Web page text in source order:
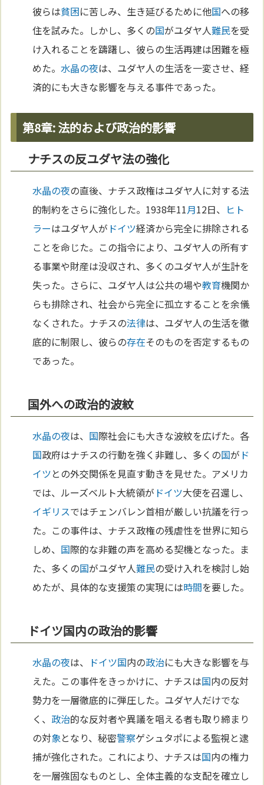
彼らは貧困に苦しみ、生き延びるために他国への移
住を試みた。しかし、多くの国がユダヤ人難民を受
け入れることを躊躇し、彼らの生活再建は困難を極
めた。水晶の夜は、ユダヤ人の生活を一変させ、経
済的にも大きな影響を与える事件であった。
第8章: 法的および政治的影響
ナチスの反ユダヤ法の強化
水晶の夜の直後、ナチス政権はユダヤ人に対する法
的制約をさらに強化した。1938年11月12日、 ヒト
ラーはユダヤ人が ドイツ経済から完全に排除される
ことを命じた。この指令により、ユダヤ人の所有す
る事業や財産は没収され、多くのユダヤ人が生計を
失った。さらに、ユダヤ人は公共の場や教育機関か
らも排除され、社会から完全に孤立することを余儀
なくされた。ナチスの法律は、ユダヤ人の生活を徹
底的に制限し、彼らの存在そのものを否定するもの
であった。
国外への政治的波紋
水晶の夜は、 国際社会にも大きな波紋を広げた。各
国政府はナチスの行動を強く非難し、多くの国が ド
イツとの外交関係を見直す動きを見せた。アメリカ
では、ルーズベルト大統領が ドイツ大使を召還し、
イギリスではチェンバレン首相が厳しい抗議を行っ
た。この事件は、ナチス政権の残虐性を世界に知ら
しめ、 国際的な非難の声を高める契機となった。ま
た、多くの国がユダヤ人難民の受け入れを検討し始
めたが、具体的な支援策の実現には時間を要した。
ドイツ国内の政治的影響
水晶の夜は、 ドイツ国内の政治にも大きな影響を与
えた。この事件をきっかけに、ナチスは国内の反対
勢力を一層徹底的に弾圧した。ユダヤ人だけでな
く、 政治的な反対者や異議を唱える者も取り締まり
の対象となり、秘密警察ゲシュタポによる監視と逮
捕が強化された。これにより、ナチスは国内の権力
を一層強固なものとし、全体主義的な支配を確立し